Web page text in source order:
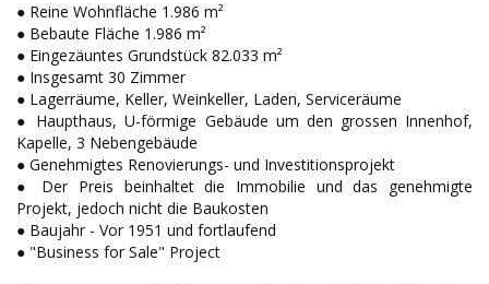
● Reine Wohnfläche 1.986 m²
● Bebaute Fläche 1.986 m²
● Eingezäuntes Grundstück 82.033 m²
● Insgesamt 30 Zimmer
● Lagerräume, Keller, Weinkeller, Laden, Serviceräume
● Haupthaus, U-förmige Gebäude um den grossen Innenhof,
Kapelle, 3 Nebengebäude
● Genehmigtes Renovierungs- und Investitionsprojekt
● Der Preis beinhaltet die Immobilie und das genehmigte
Projekt, jedoch nicht die Baukosten
● Baujahr - Vor 1951 und fortlaufend
● "Business for Sale" Project